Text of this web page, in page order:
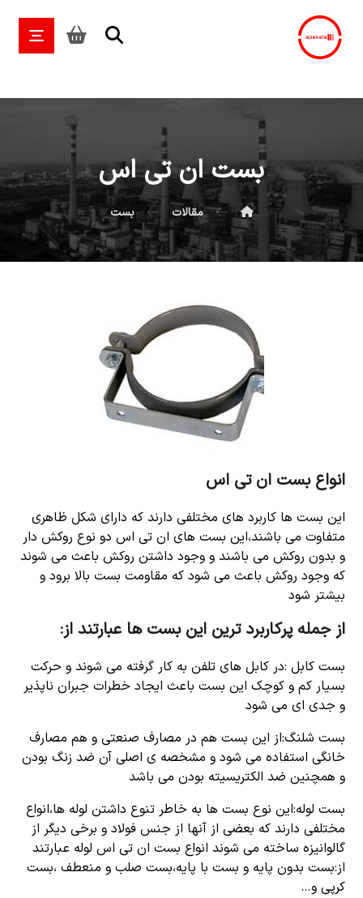
بست ان تی اس
مقالات بست
انواع بست ان تی اس
این بست ها کاربرد های مختلفی دارند که دارای شکل ظاهری
متفاوت می باشند،این بست های ان تی اس دو نوع روکش دار
و بدون روکش می باشند و وجود داشتن روکش باعث می شوند
که وجود روکش باعث می شود که مقاومت بست بالا برود و
بیشتر شود
از جمله پرکاربرد ترین این بست ها عبارتند از:
بست کابل :در کابل های تلفن به کار گرفته می شوند و حرکت
بسیار کم و کوچک این بست باعث ایجاد خطرات جبران ناپذیر
و جدی ای می شود
بست شلنگ:از این بست هم در مصارف صنعتی و هم مصارف
خانگی استفاده می شود و مشخصه ی اصلی آن ضد زنگ بودن
و همچنین ضد الکتریسیته بودن می باشد
بست لوله:این نوع بست ها به خاطر تنوع داشتن لوله ها،انواع
مختلفی دارند که بعضی از آنها از جنس فولاد و برخی دیگر از
گالوانیزه ساخته می شوند انواع بست ان تی اس لوله عبارتند
از:بست بدون پایه و بست با پایه،بست صلب و منعطف ،بست
کرپی و…